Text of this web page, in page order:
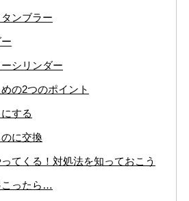
ンブラー
シリンダー
の2つのポイント
する
に交換
てくる！対処法を知っておこう
こったら…